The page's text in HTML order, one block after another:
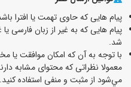
پیام هایی که حاوی تهمت یا افترا
پیام هایی که به غیر از زبان فارسی
شد.
با توجه به آن که امکان موافقت یا
معمولا نظراتی که محتوای مشابه
مي‌شود از مثبت و منفی استفاده کنید.